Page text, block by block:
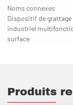
Noms connexes
Dispositif de grattage
industriel
surface
Produits